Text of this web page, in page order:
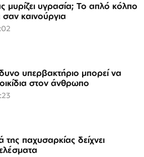
μυρίζει υγρασία; Το απλό κόλπο
σαν καινούργια
υπερβακτήριο μπορεί να
στον άνθρωπο
παχυσαρκίας δείχνει